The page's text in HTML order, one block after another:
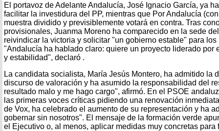
El portavoz de Adelante Andalucía, José Ignacio García, ya
facilitar la investidura del PP, mientras que Por Andalucía
muestra dividido y previsiblemente votará en contra. Tras
provisionales, Juanma Moreno ha comparecido en la sede
reivindicar la victoria y solicitar "un gobierno estable" para
"Andalucía ha hablado claro: quiere un proyecto liderado por
y estabilidad", declaró .
La candidata socialista, María Jesús Montero, ha admitido la
discurso de valoración y ha asumido la responsabilidad del
resultado malo y me hago cargo", afirmó. En el PSOE
las primeras voces críticas pidiendo una renovación
de Vox, ha celebrado el aumento de su representación y ha
gobernar sin nosotros". El mensaje de la formación verde
el Ejecutivo o, al menos, aplicar medidas muy concretas